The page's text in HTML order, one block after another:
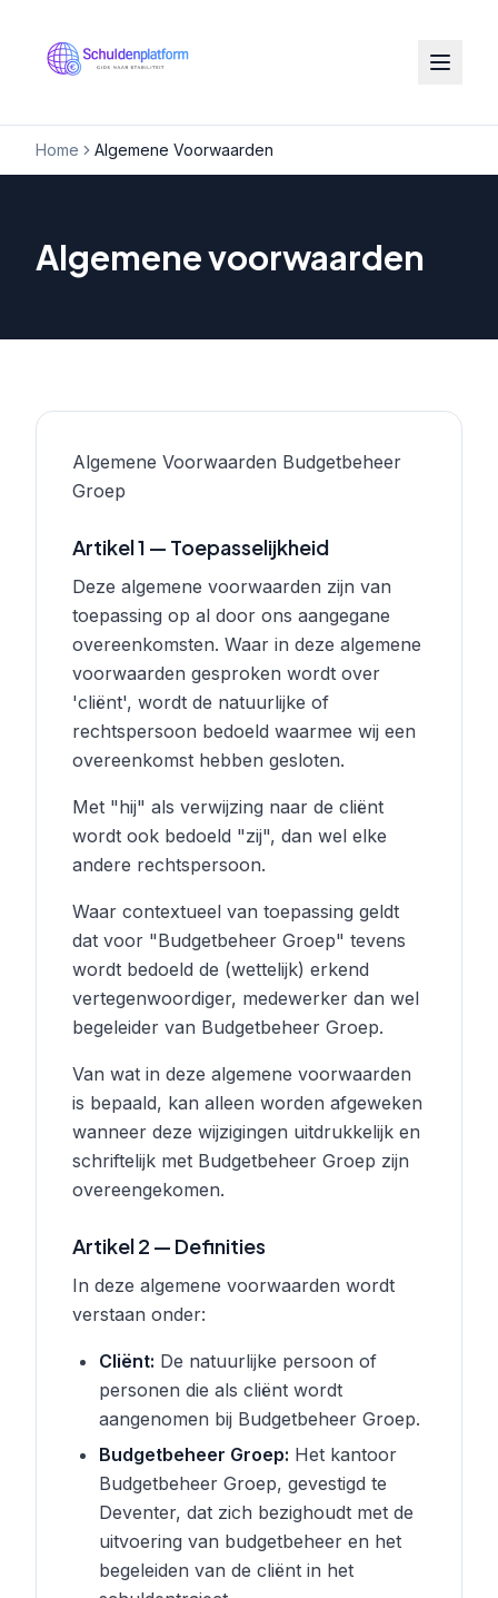
Home Algemene Voorwaarden
Algemene voorwaarden
Algemene Voorwaarden Budgetbeheer
Groep
Artikel 1 — Toepasselijkheid
Deze algemene voorwaarden zijn van
toepassing op al door ons aangegane
overeenkomsten. Waar in deze algemene
voorwaarden gesproken wordt over
'cliënt', wordt de natuurlijke of
rechtspersoon bedoeld waarmee wij een
overeenkomst hebben gesloten.
Met "hij" als verwijzing naar de cliënt
wordt ook bedoeld "zij", dan wel elke
andere rechtspersoon.
Waar contextueel van toepassing geldt
dat voor "Budgetbeheer Groep" tevens
wordt bedoeld de (wettelijk) erkend
vertegenwoordiger, medewerker dan wel
begeleider van Budgetbeheer Groep.
Van wat in deze algemene voorwaarden
is bepaald, kan alleen worden afgeweken
wanneer deze wijzigingen uitdrukkelijk en
schriftelijk met Budgetbeheer Groep zijn
overeengekomen.
Artikel 2 — Definities
In deze algemene voorwaarden wordt
verstaan onder:
Cliënt: De natuurlijke persoon of
personen die als cliënt wordt
aangenomen bij Budgetbeheer Groep.
Budgetbeheer Groep: Het kantoor
Budgetbeheer Groep, gevestigd te
Deventer, dat zich bezighoudt met de
uitvoering van budgetbeheer en het
begeleiden van de cliënt in het